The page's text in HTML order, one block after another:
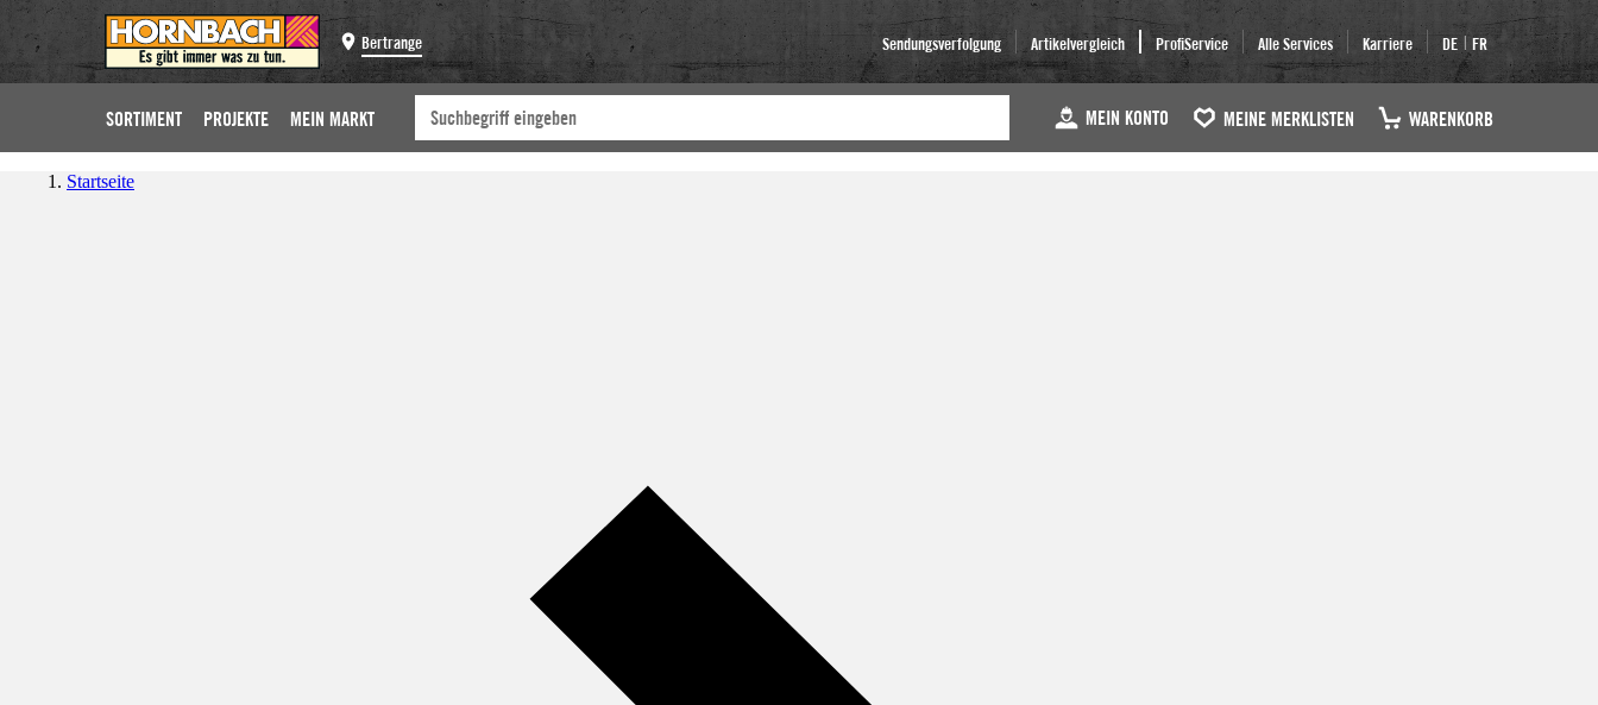
Bertrange Sendungsverfolgung Artikelvergleich ProfiService Alle Services Karriere DE | FR
SORTIMENT PROJEKTE MEIN MARKT MEIN KONTO MEINE MERKLISTEN WARENKORB
Startseite